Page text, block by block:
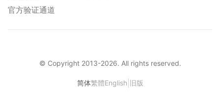
官方验证通道
© Copyright 2013-2026. All rights reserved.
简体繁體English 旧版